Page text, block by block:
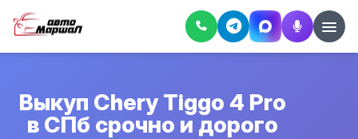
Выкуп Chery Tiggo 4 Pro
в СПб срочно и дорого